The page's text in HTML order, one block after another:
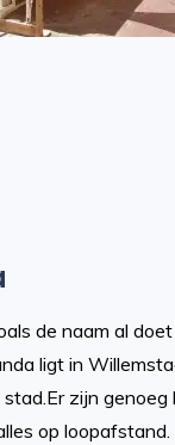
de naam al
ligt in
zijn genoeg
op